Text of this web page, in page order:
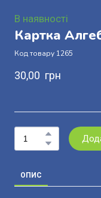
В наявності
Картка
Код товару 1265
30,00  грн
ОПИС